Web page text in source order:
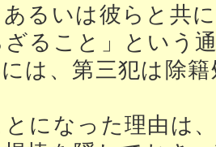
るいは彼らと共
ること」という
には、第三犯は除
になった理由は